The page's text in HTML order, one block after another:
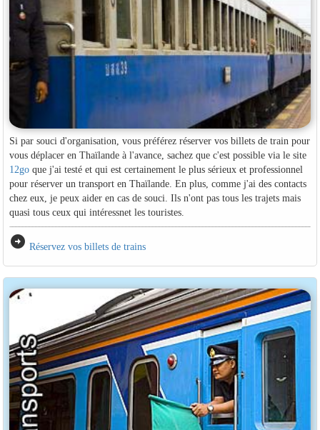
Si par souci d'organisation, vous préférez réserver vos billets de train pour
vous déplacer en Thaïlande à l'avance, sachez que c'est possible via le site
12goque j'ai testé et qui est certainement le plus sérieux et professionnel
pour réserver un transport en Thaïlande. En plus, comme j'ai des contacts
chez eux, je peux aider en cas de souci. Ils n'ont pas tous les trajets mais
quasi tous ceux qui intéressnet les touristes.
arrow_circle_right Réservez vos billets de trains